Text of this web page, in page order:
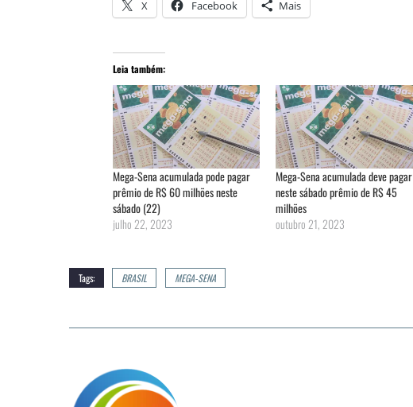
X Facebook Mais
Leia também:
Mega-Sena acumulada pode pagar
prêmio de R$ 60 milhões neste
sábado (22)
julho 22, 2023
Mega-Sena acumulada deve pagar
neste sábado prêmio de R$ 45
milhões
outubro 21, 2023
Tags: BRASIL MEGA-SENA